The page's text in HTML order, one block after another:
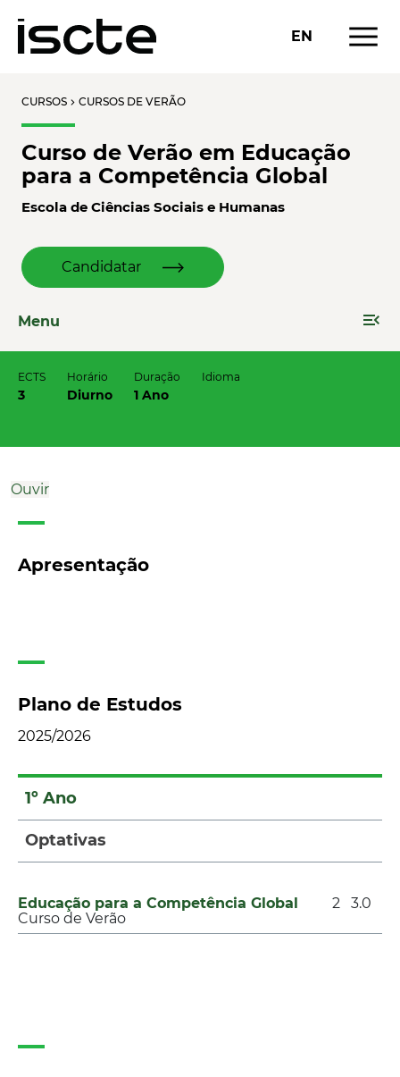
EN menu
CURSOS chevron_right CURSOS DE VERÃO
Curso de Verão em Educação
para a Competência Global
Escola de Ciências Sociais e Humanas
Candidatar
Menu menu_open
ECTS
3
Horário
Diurno
Duração
1 Ano
Idioma
Ouvir
Apresentação
Plano de Estudos
2025/2026
1º Ano
Optativas
Educação para a Competência Global
Curso de Verão
2 3.0